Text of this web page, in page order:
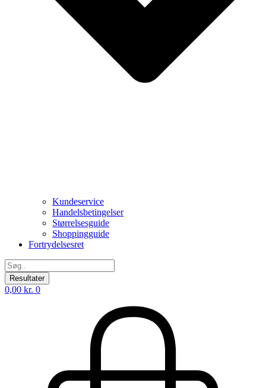
Kundeservice
Handelsbetingelser
Størrelsesguide
Shoppingguide
Fortrydelsesret
Search
...Resultater
0,00 kr. 0